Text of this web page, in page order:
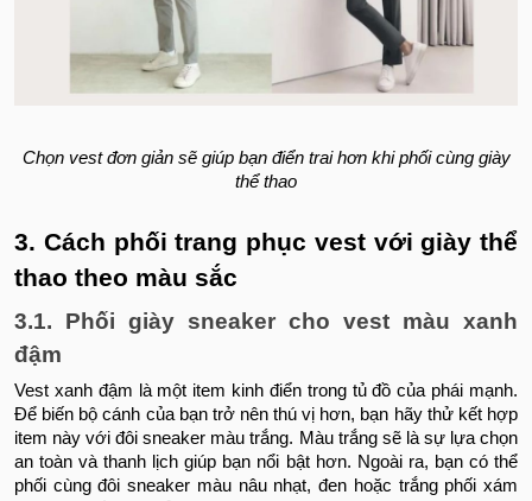
Chọn vest đơn giản sẽ giúp bạn điển trai hơn khi phối cùng giày
thể thao
3. Cách phối trang phục vest với giày thể
thao theo màu sắc
3.1. Phối giày sneaker cho vest màu xanh
đậm
Vest xanh đậm là một item kinh điển trong tủ đồ của phái mạnh.
Để biến bộ cánh của bạn trở nên thú vị hơn, bạn hãy thử kết hợp
item này với đôi sneaker màu trắng. Màu trắng sẽ là sự lựa chọn
an toàn và thanh lịch giúp bạn nổi bật hơn. Ngoài ra, bạn có thể
phối cùng đôi sneaker màu nâu nhạt, đen hoặc trắng phối xám